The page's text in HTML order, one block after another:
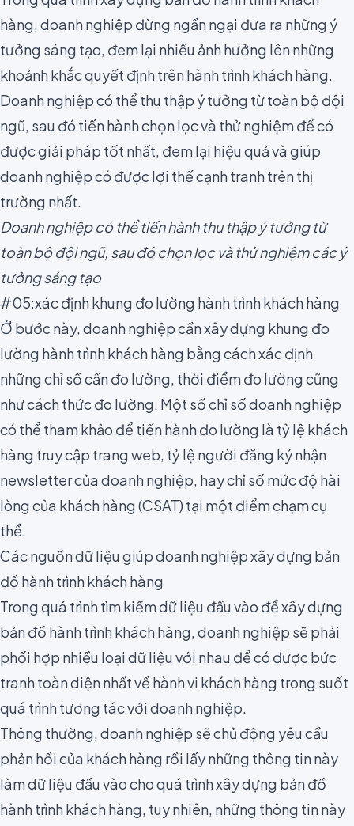
hàng, doanh nghiệp đừng ngần ngại đưa ra những ý
tưởng sáng tạo, đem lại nhiều ảnh hưởng lên những
khoảnh khắc quyết định trên hành trình khách hàng.
Doanh nghiệp có thể thu thập ý tưởng từ toàn bộ đội
ngũ, sau đó tiến hành chọn lọc và thử nghiệm để có
được giải pháp tốt nhất, đem lại hiệu quả và giúp
doanh nghiệp có được lợi thế cạnh tranh trên thị
trường nhất.
Doanh nghiệp có thể tiến hành thu thập ý tưởng từ
toàn bộ đội ngũ, sau đó chọn lọc và thử nghiệm các ý
tưởng sáng tạo
#05:xác định khung đo lường hành trình khách hàng
Ở bước này, doanh nghiệp cần xây dựng khung đo
lường hành trình khách hàng bằng cách xác định
những chỉ số cần đo lường, thời điểm đo lường cũng
như cách thức đo lường. Một số chỉ số doanh nghiệp
có thể tham khảo để tiến hành đo lường là tỷ lệ khách
hàng truy cập trang web, tỷ lệ người đăng ký nhận
newslettercủa doanh nghiệp, hay chỉ số mức độ hài
lòng của khách hàng (CSAT) tại một điểm chạm cụ
thể.
Các nguồn dữ liệu giúp doanh nghiệp xây dựng bản
đồ hành trình khách hàng
Trong quá trình tìm kiếm dữ liệu đầu vào để xây dựng
bản đồ hành trình khách hàng, doanh nghiệp sẽ phải
phối hợp nhiều loại dữ liệu với nhau để có được bức
tranh toàn diện nhất về hành vi khách hàng trong suốt
quá trình tương tác với doanh nghiệp.
Thông thường, doanh nghiệp sẽ chủ động yêu cầu
phản hồicủa khách hàng rồi lấy những thông tin này
làm dữ liệu đầu vào cho quá trình xây dựng bản đồ
hành trình khách hàng, tuy nhiên, những thông tin này